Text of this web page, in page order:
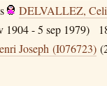
DELVALLEZ,
1904 - 5 sep 1979)
Joseph (I076723)